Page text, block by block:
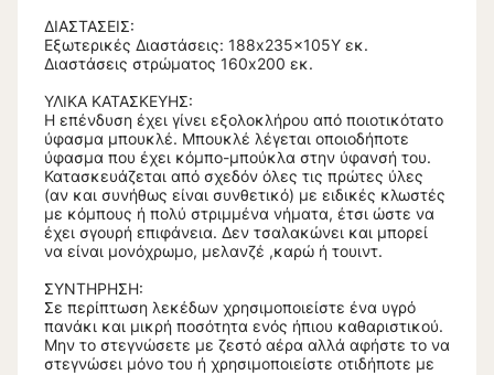
ΔΙΑΣΤΑΣΕΙΣ:
Εξωτερικές Διαστάσεις: 188x235x105Υ εκ.
Διαστάσεις στρώματος 160x200 εκ.
ΥΛΙΚΑ ΚΑΤΑΣΚΕΥΗΣ:
Η επένδυση έχει γίνει εξολοκλήρου από ποιοτικότατο
ύφασμα μπουκλέ. Μπουκλέ λέγεται οποιοδήποτε
ύφασμα που έχει κόμπο-μπούκλα στην ύφανσή του.
Κατασκευάζεται από σχεδόν όλες τις πρώτες ύλες
(αν και συνήθως είναι συνθετικό) με ειδικές κλωστές
με κόμπους ή πολύ στριμμένα νήματα, έτσι ώστε να
έχει σγουρή επιφάνεια. Δεν τσαλακώνει και μπορεί
να είναι μονόχρωμο, μελανζέ ,καρώ ή τουιντ.
ΣΥΝΤΗΡΗΣΗ:
Σε περίπτωση λεκέδων χρησιμοποιείστε ένα υγρό
πανάκι και μικρή ποσότητα ενός ήπιου καθαριστικού.
Μην το στεγνώσετε με ζεστό αέρα αλλά αφήστε το να
στεγνώσει μόνο του ή χρησιμοποιείστε οτιδήποτε με